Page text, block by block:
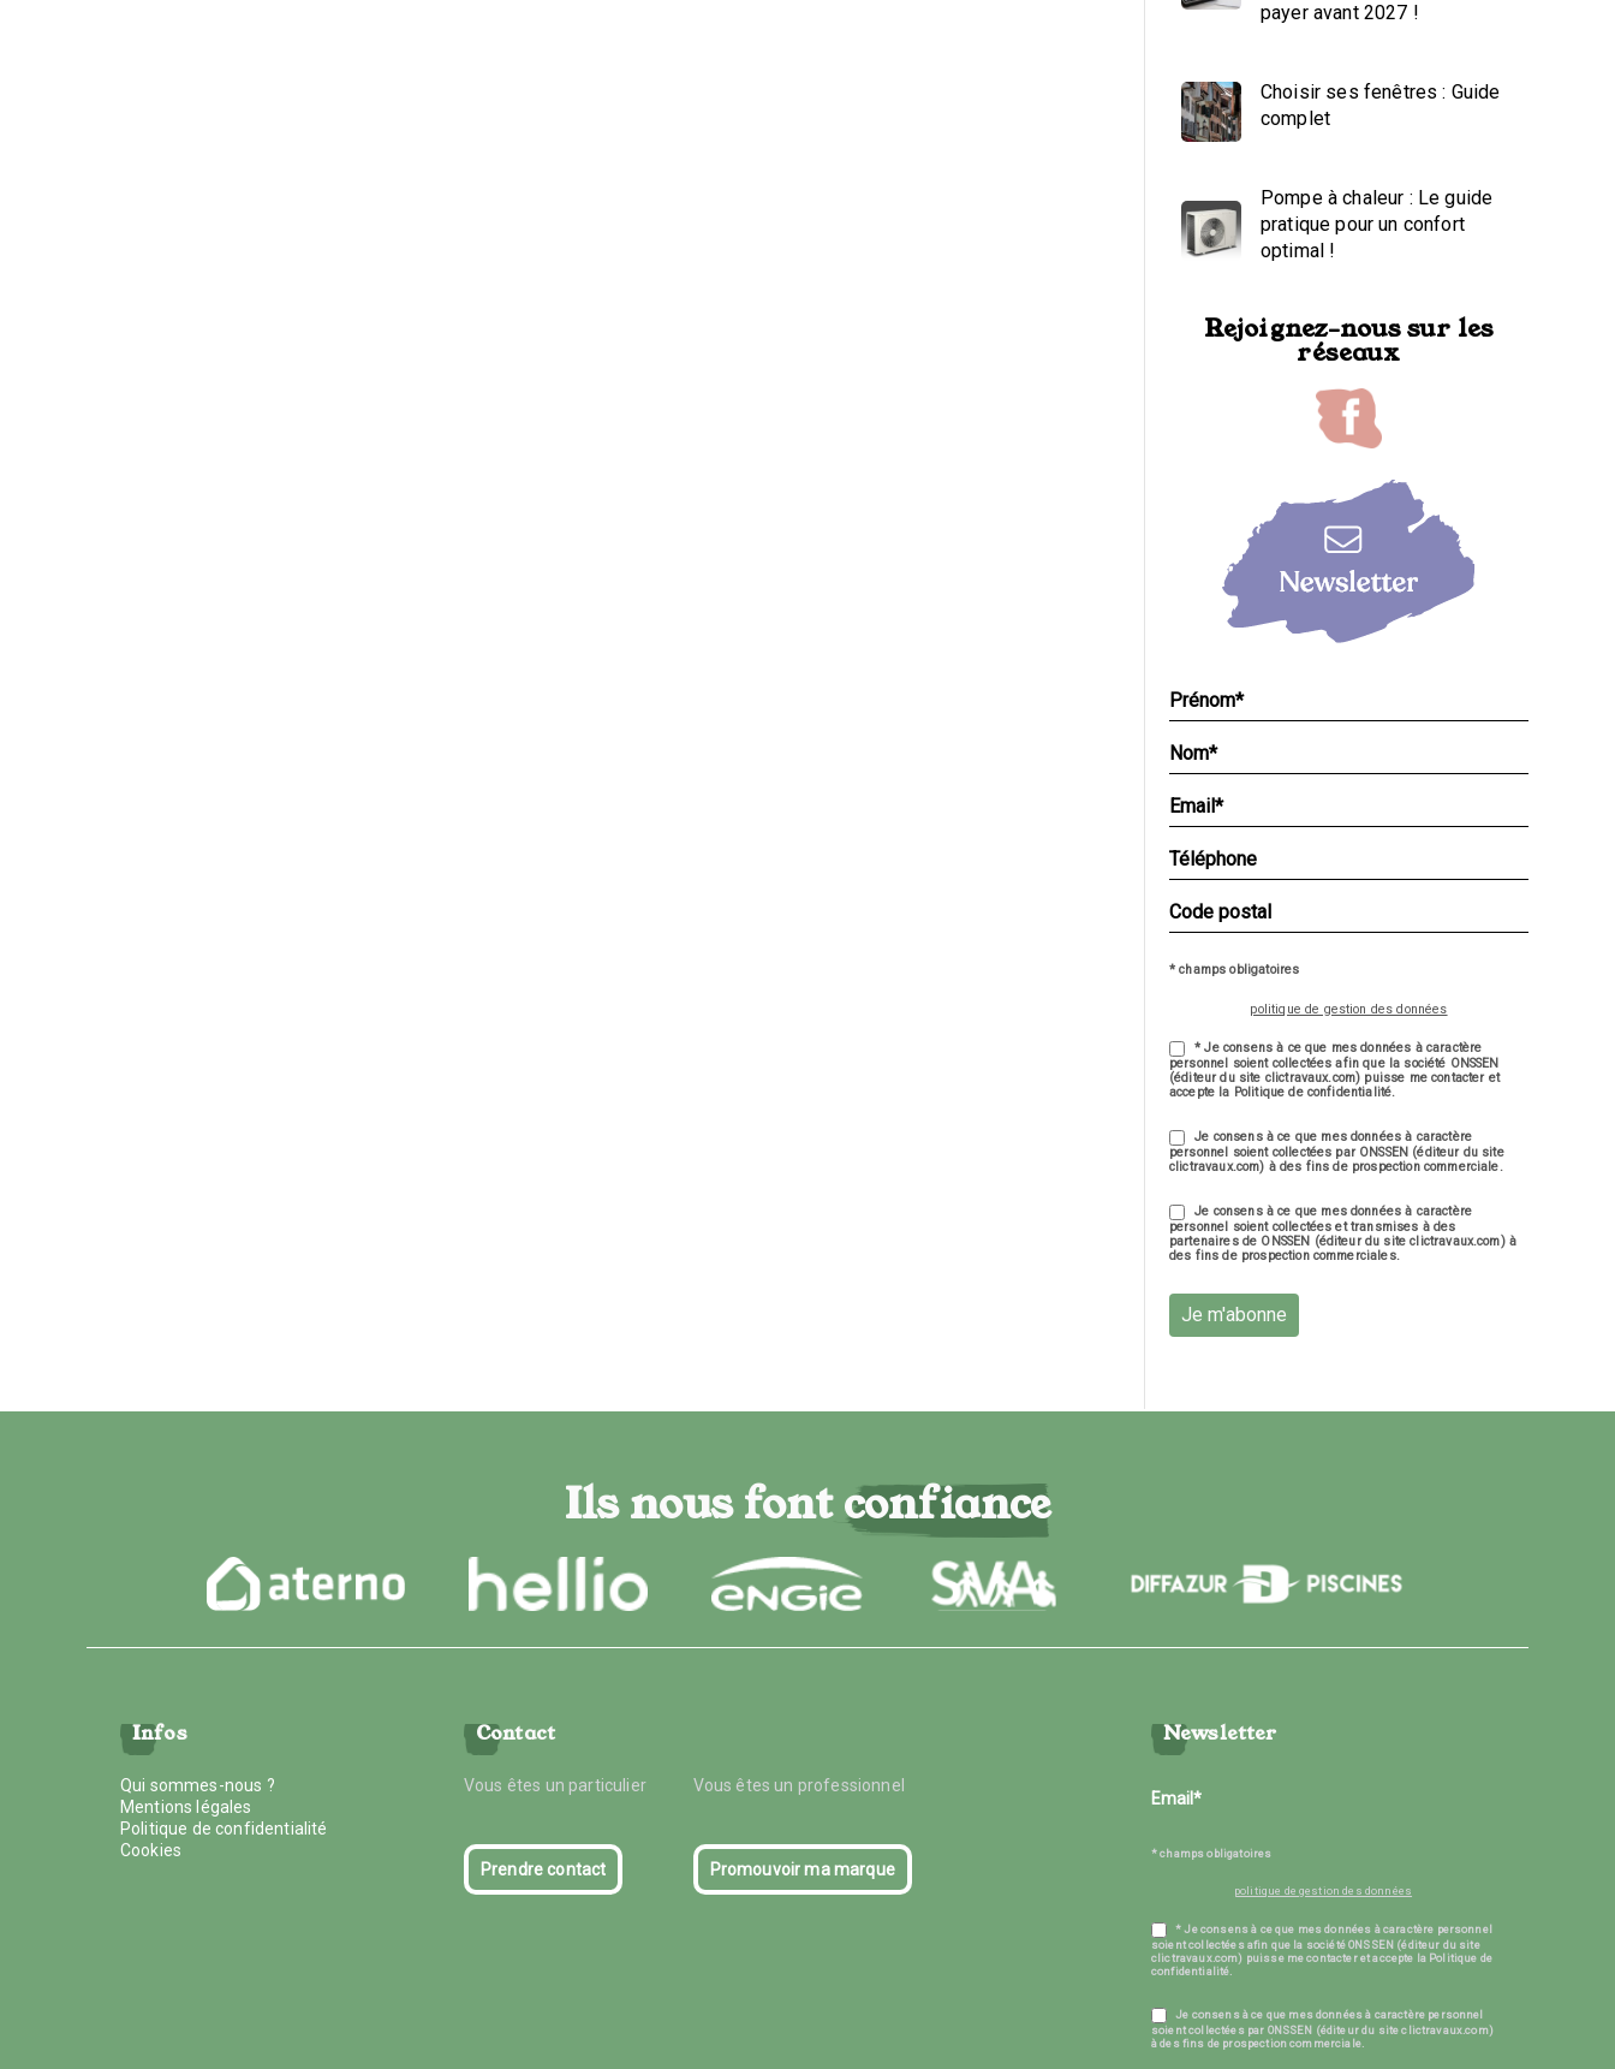
payer avant 2027 !
Choisir ses fenêtres : Guide
complet
Pompe à chaleur : Le guide
pratique pour un confort
optimal !
Rejoignez-nous sur les
réseaux
* champs obligatoires
politique de gestion des données
* Je consens à ce que mes données à caractère
personnel soient collectées afin que la société ONSSEN
(éditeur du site clictravaux.com) puisse me contacter et
accepte la Politique de confidentialité.
Je consens à ce que mes données à caractère
personnel soient collectées par ONSSEN (éditeur du site
clictravaux.com) à des fins de prospection commerciale.
Je consens à ce que mes données à caractère
personnel soient collectées et transmises à des
partenaires de ONSSEN (éditeur du site clictravaux.com) à
des fins de prospection commerciales.
Je m'abonne
Ils nous font confiance
Infos
Qui sommes-nous ?
Mentions légales
Politique de confidentialité
Cookies
Contact
Vous êtes un particulier Vous êtes un professionnel
Prendre contact Promouvoir ma marque
Newsletter
* champs obligatoires
politique de gestion des données
* Je consens à ce que mes données à caractère personnel
soient collectées afin que la société ONSSEN (éditeur du site
clictravaux.com) puisse me contacter et accepte la Politique de
confidentialité.
Je consens à ce que mes données à caractère personnel
soient collectées par ONSSEN (éditeur du site clictravaux.com)
à des fins de prospection commerciale.